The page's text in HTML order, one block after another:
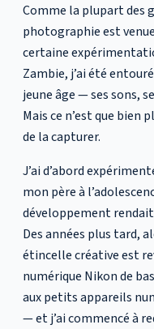
Comme la plupart des
photographie est
certaine
Zambie, j’ai été
jeune âge — ses sons,
Mais ce n’est que bien
de la capturer.
J’ai d’abord
mon père à
développement
Des années plus tard,
étincelle créative est
numérique Nikon de
aux petits appareils
— et j’ai commencé à